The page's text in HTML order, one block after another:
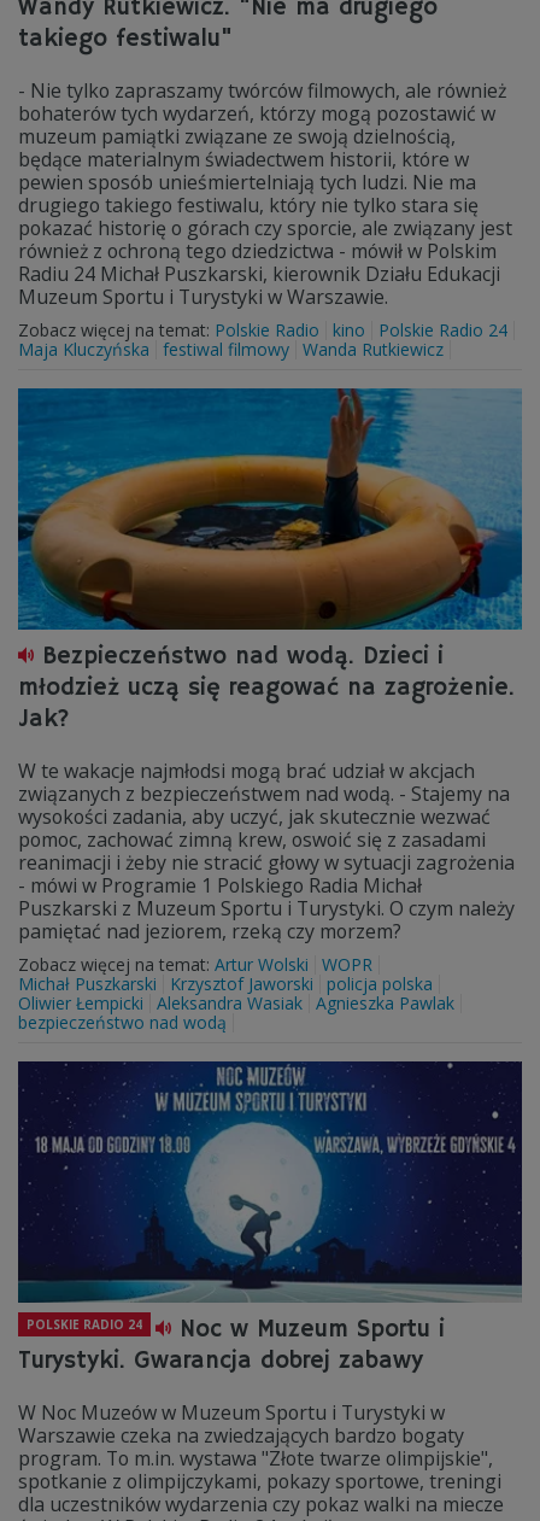
Wandy Rutkiewicz. "Nie ma drugiego
takiego festiwalu"
- Nie tylko zapraszamy twórców filmowych, ale również
bohaterów tych wydarzeń, którzy mogą pozostawić w
muzeum pamiątki związane ze swoją dzielnością,
będące materialnym świadectwem historii, które w
pewien sposób unieśmiertelniają tych ludzi. Nie ma
drugiego takiego festiwalu, który nie tylko stara się
pokazać historię o górach czy sporcie, ale związany jest
również z ochroną tego dziedzictwa - mówił w Polskim
Radiu 24 Michał Puszkarski, kierownik Działu Edukacji
Muzeum Sportu i Turystyki w Warszawie.
Zobacz więcej na temat: Polskie Radio kino
Polskie Radio 24
Maja Kluczyńska
festiwal filmowy Wanda Rutkiewicz
Bezpieczeństwo nad wodą. Dzieci i
młodzież uczą się reagować na zagrożenie.
Jak?
W te wakacje najmłodsi mogą brać udział w akcjach
związanych z bezpieczeństwem nad wodą. - Stajemy na
wysokości zadania, aby uczyć, jak skutecznie wezwać
pomoc, zachować zimną krew, oswoić się z zasadami
reanimacji i żeby nie stracić głowy w sytuacji zagrożenia
- mówi w Programie 1 Polskiego Radia Michał
Puszkarski z Muzeum Sportu i Turystyki. O czym należy
pamiętać nad jeziorem, rzeką czy morzem?
Zobacz więcej na temat: Artur Wolski
WOPR
Michał Puszkarski
Krzysztof Jaworski
policja polska
Oliwier Łempicki
Aleksandra Wasiak Agnieszka Pawlak
bezpieczeństwo nad wodą
POLSKIE RADIO 24
Noc w Muzeum Sportu i
Turystyki. Gwarancja dobrej zabawy
W Noc Muzeów w Muzeum Sportu i Turystyki w
Warszawie czeka na zwiedzających bardzo bogaty
program. To m.in. wystawa "Złote twarze olimpijskie",
spotkanie z olimpijczykami, pokazy sportowe, treningi
dla uczestników wydarzenia czy pokaz walki na miecze